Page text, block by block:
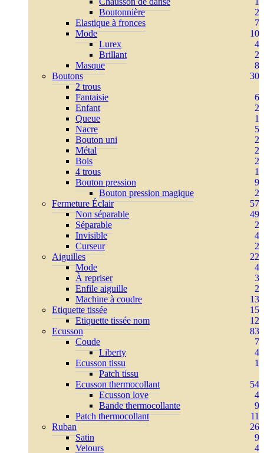
Boutonnière
2
Elastique à fronces
7
Mode
10
Lurex
4
Brillant
2
Masque
8
Boutons
30
2 trous
Fantaisie
6
Enfant
2
Queue
1
Nacre
5
Bouton uni
2
Métal
2
Bois
2
4 trous
1
Bouton pression
9
Bouton pression magique
2
Fermeture Éclair
57
Non séparable
49
Séparable
2
Invisible
4
Curseur
2
Aiguilles
22
Mode
4
À repriser
3
Enfile aiguille
2
Machine à coudre
13
Etiquette tissée
15
Etiquette tissée nom
12
Ecusson
83
Coude
7
Liberty
4
Ecusson tissu
1
Patch tissu
Ecusson thermocollant
54
Ecusson love
4
Bande thermocollante
9
Patch thermocollant
11
Ruban
26
Satin
9
Velours
4